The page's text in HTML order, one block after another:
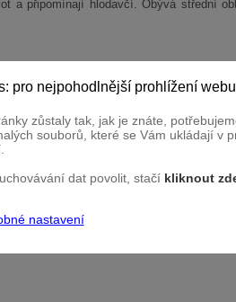
a připomínají hlodavčí. Obývá střední
pro nejpohodlnější prohlížení webu
zůstaly tak, jak je znáte,
souborů, které se Vám ukládají v
dat povolit, stačí kliknout
nastavení